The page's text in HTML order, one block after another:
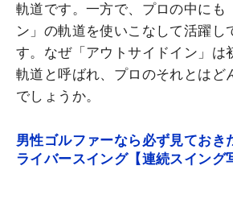
軌道です。一方で、プロの中にも
ン」の軌道を使いこなして活躍し
す。なぜ「アウトサイドイン」は
軌道と呼ばれ、プロのそれとはど
でしょうか。
男性ゴルファーなら必ず見ておき
ライバースイング【連続スイング